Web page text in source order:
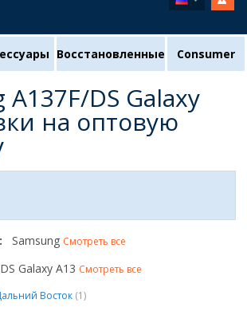
Восстановленные Consumer
A137F/DS Galaxy
на оптовую
Samsung Смотреть все
Galaxy A13 Смотреть все
Восток (1)